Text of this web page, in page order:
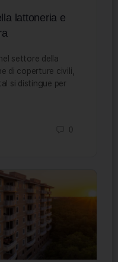
lattoneria e
settore della
di coperture civili,
si distingue per
0